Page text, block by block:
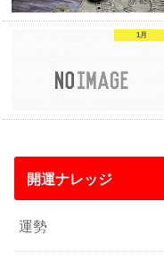
1月
開運ナレッジ
運勢